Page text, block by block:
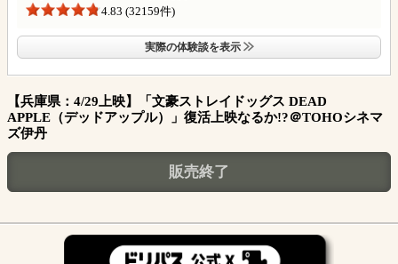
4.83 (32159件)
実際の体験談を表示
【兵庫県：4/29上映】「文豪ストレイドッグス DEAD
APPLE（デッドアップル）」復活上映なるか!?＠TOHOシネマ
ズ伊丹
販売終了